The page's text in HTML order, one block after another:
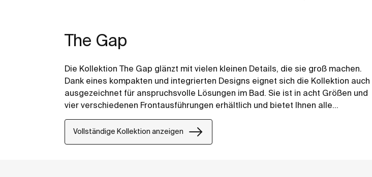
The Gap
Die Kollektion The Gap glänzt mit vielen kleinen Details, die sie groß machen.
Dank eines kompakten und integrierten Designs eignet sich die Kollektion auch
ausgezeichnet für anspruchsvolle Lösungen im Bad. Sie ist in acht Größen und
vier verschiedenen Frontausführungen erhältlich und bietet Ihnen alle
Möglichkeiten, sich Ihr Bad ohne große Umstände individuell zu gestalten. Senso
Square ist vollständig kompatibel mit der Armaturenkollektion Logica und Targa.
Vollständige Kollektion anzeigen